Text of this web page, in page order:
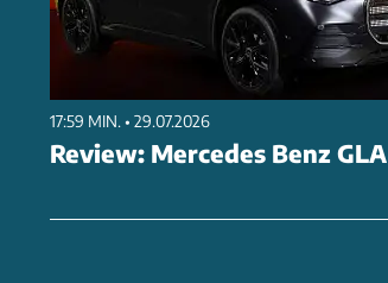
17:59 MIN. • 29.07.2026
Review: Mercedes Benz GLA